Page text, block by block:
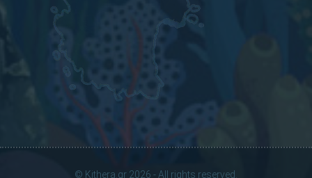
© Kithera.gr 2026 - All rights reserved.